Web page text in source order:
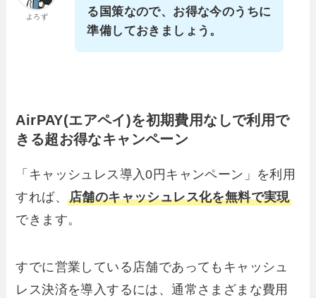
よろず
る国策なので、お得な今のうちに
準備しておきましょう。
AirPAY(エアペイ)を初期費用なしで利用で
きる超お得なキャンペーン
「キャッシュレス導入0円キャンペーン」を利用
すれば、店舗のキャッシュレス化を無料で実現
できます。
すでに営業している店舗であってもキャッシュ
レス決済を導入するには、通常さまざまな費用